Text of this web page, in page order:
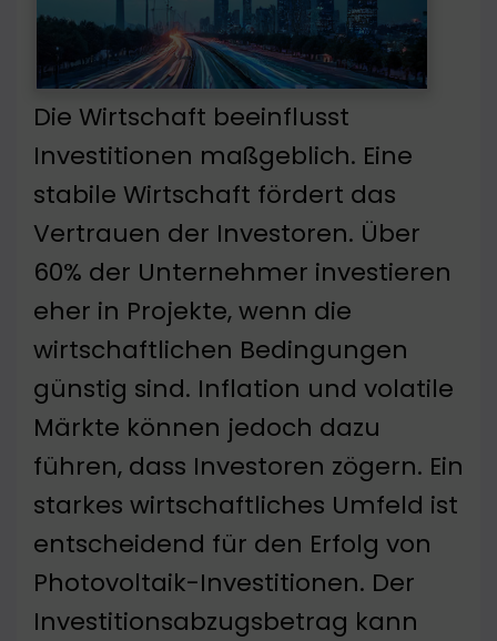
Die Wirtschaft beeinflusst
Investitionen maßgeblich. Eine
stabile Wirtschaft fördert das
Vertrauen der Investoren. Über
60% der Unternehmer investieren
eher in Projekte, wenn die
wirtschaftlichen Bedingungen
günstig sind. Inflation und volatile
Märkte können jedoch dazu
führen, dass Investoren zögern. Ein
starkes wirtschaftliches Umfeld ist
entscheidend für den Erfolg von
Photovoltaik-Investitionen. Der
Investitionsabzugsbetrag kann